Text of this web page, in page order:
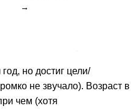
→
но достиг цели/
не звучало). Возраст в
чем (хотя